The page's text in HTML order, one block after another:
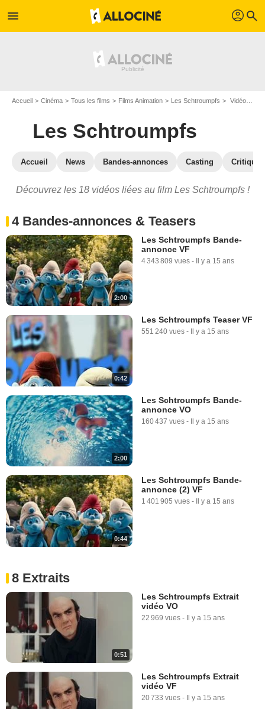
menu profil search
Accueil Cinéma Tous les films Films Animation Les Schtroumpfs Vidéos du film Les Schtroumpfs
Les Schtroumpfs
Accueil News Bandes-annonces Casting
Découvrez les 18 vidéos liées au film Les Schtroumpfs !
4 Bandes-annonces & Teasers
2:00
Les Schtroumpfs Bande-
annonce VF
4 343 809 vues - Il y a 15 ans
0:42
Les Schtroumpfs Teaser VF
551 240 vues - Il y a 15 ans
2:00
Les Schtroumpfs Bande-
annonce VO
160 437 vues - Il y a 15 ans
0:44
Les Schtroumpfs Bande-
annonce (2) VF
1 401 905 vues - Il y a 15 ans
8 Extraits
0:51
Les Schtroumpfs Extrait
vidéo VO
22 969 vues - Il y a 15 ans
Les Schtroumpfs Extrait
vidéo VF
20 733 vues - Il y a 15 ans